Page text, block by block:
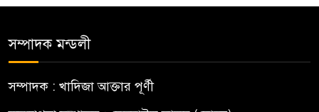
সম্পাদক মন্ডলী
সম্পাদক : খাদিজা আক্তার পূর্ণী